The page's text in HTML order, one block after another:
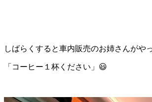
しばらくすると車内販売のお姉さんがや
「コーヒー１杯ください」😃